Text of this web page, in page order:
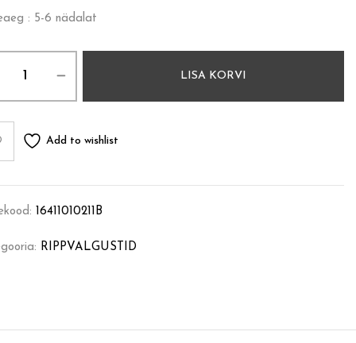
: 5-6 nädalat
LISA KORVI
Add to wishlist
16411010211B
RIPPVALGUSTID